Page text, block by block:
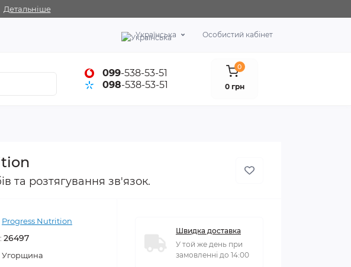
Детальніше
Українська Особистий кабінет
099-538-53-51
098-538-53-51
0
0 грн
та розтягування зв'язок.
Progress Nutrition
26497
Угорщина
Швидка доставка
У той же день при
замовленні до 14:00